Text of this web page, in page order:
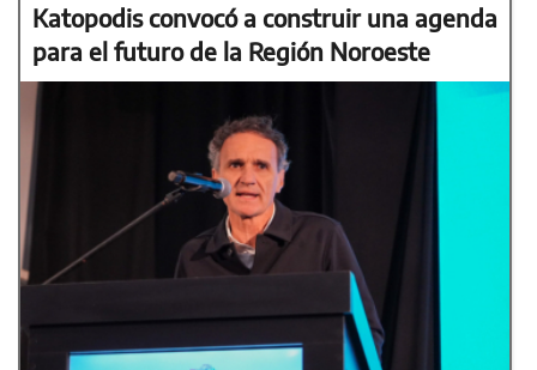
Katopodis convocó a construir una agenda
para el futuro de la Región Noroeste